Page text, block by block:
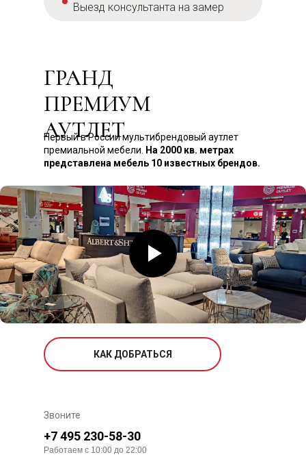
Выезд консультанта на замер
ГРАНД
ПРЕМИУМ
АУТЛЕТ
Первый в России мультибрендовый аутлет
премиальной мебели. На 2000 кв. метрах
представлена мебель 10 известных брендов.
КАК ДОБРАТЬСЯ
+7 495 230-58-30
Работаем с 10:00 до 22:00
Звоните